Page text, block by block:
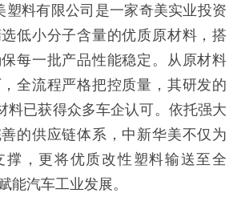
塑料有限公司是一家奇美实业投资
低小分子含量的优质原材料，搭
每一批产品性能稳定。从原材料
全流程严格把控质量，其研发的
料已获得众多车企认可。依托强大
的供应链体系，中新华美不仅为
撑，更将优质改性塑料输送至全
能汽车工业发展。